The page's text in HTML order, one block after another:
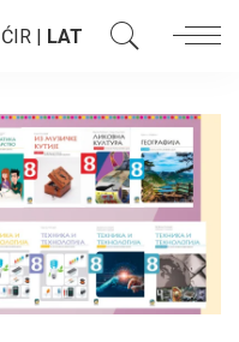
ĆIR | LAT